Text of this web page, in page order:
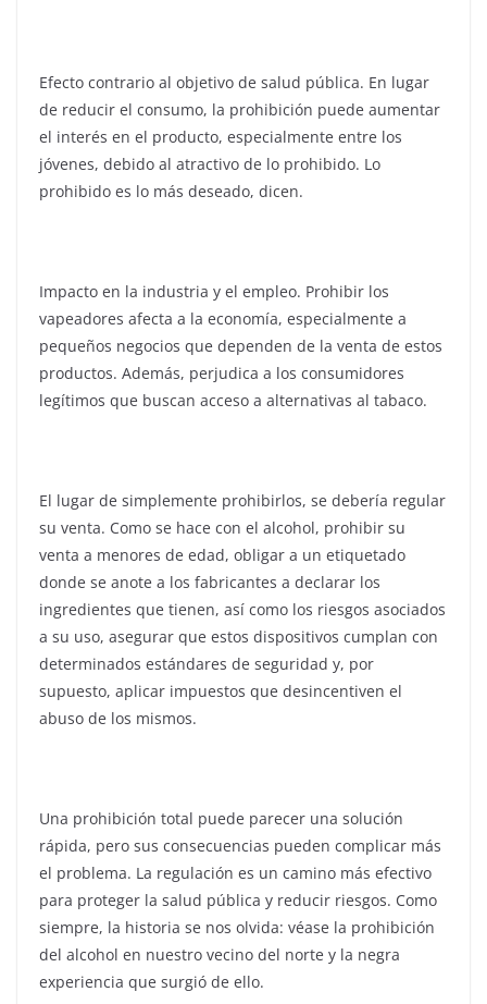
Efecto contrario al objetivo de salud pública. En lugar
de reducir el consumo, la prohibición puede aumentar
el interés en el producto, especialmente entre los
jóvenes, debido al atractivo de lo prohibido. Lo
prohibido es lo más deseado, dicen.
Impacto en la industria y el empleo. Prohibir los
vapeadores afecta a la economía, especialmente a
pequeños negocios que dependen de la venta de estos
productos. Además, perjudica a los consumidores
legítimos que buscan acceso a alternativas al tabaco.
El lugar de simplemente prohibirlos, se debería regular
su venta. Como se hace con el alcohol, prohibir su
venta a menores de edad, obligar a un etiquetado
donde se anote a los fabricantes a declarar los
ingredientes que tienen, así como los riesgos asociados
a su uso, asegurar que estos dispositivos cumplan con
determinados estándares de seguridad y, por
supuesto, aplicar impuestos que desincentiven el
abuso de los mismos.
Una prohibición total puede parecer una solución
rápida, pero sus consecuencias pueden complicar más
el problema. La regulación es un camino más efectivo
para proteger la salud pública y reducir riesgos. Como
siempre, la historia se nos olvida: véase la prohibición
del alcohol en nuestro vecino del norte y la negra
experiencia que surgió de ello.